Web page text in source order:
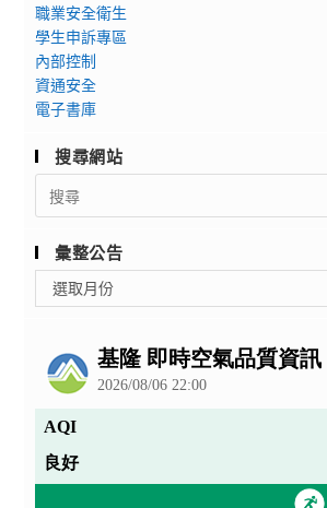
職業安全衛生
學生申訴專區
內部控制
資通安全
電子書庫
搜尋網站
Search
for:
彙整公告
整
選取月份